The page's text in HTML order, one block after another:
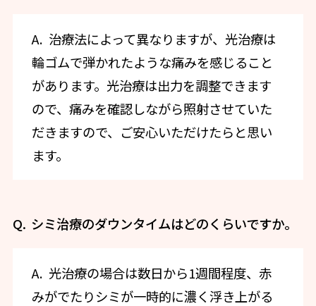
治療法によって異なりますが、光治療は
輪ゴムで弾かれたような痛みを感じること
があります。光治療は出力を調整できます
ので、痛みを確認しながら照射させていた
だきますので、ご安心いただけたらと思い
ます。
シミ治療のダウンタイムはどのくらいですか。
光治療の場合は数日から1週間程度、赤
みがでたりシミが一時的に濃く浮き上がる